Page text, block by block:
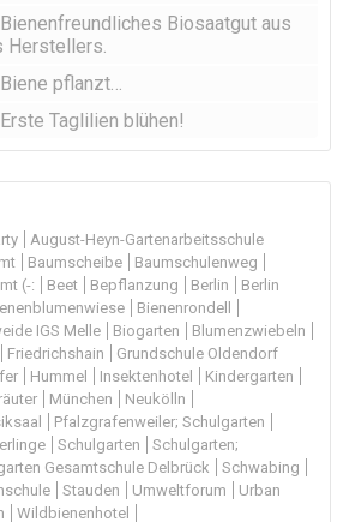
Bienenfreundliches Biosaatgut aus
Herstellers.
Biene pflanzt…
Erste Taglilien blühen!
August-Heyn-Gartenarbeitsschule
Baumscheibe
Baumschulenweg
(-:
Beet Bepflanzung Berlin
Berlin
Bienenrondell
IGS Melle Biogarten
Blumenzwiebeln
Friedrichshain
Grundschule Oldendorf
Hummel Insektenhotel
Kindergarten
München
Neukölln
Pfalzgrafenweiler; Schulgarten
Schulgarten
Schulgarten;
Gesamtschule Delbrück
Schwabing
Stauden Umweltforum
Urban
Wildbienenhotel